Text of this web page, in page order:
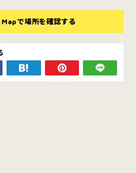
で場所を確認する